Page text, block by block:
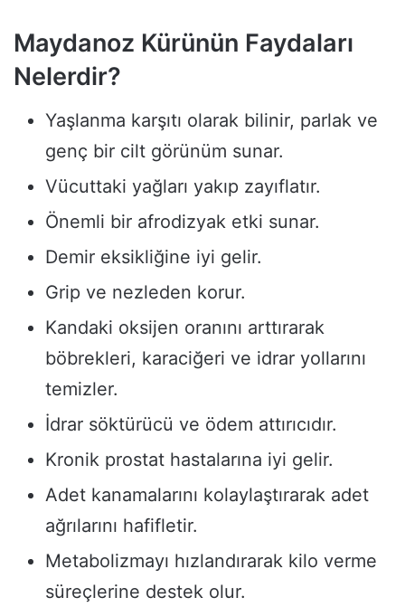
Maydanoz Kürünün Faydaları
Nelerdir?
Yaşlanma karşıtı olarak bilinir, parlak ve
genç bir cilt görünüm sunar.
Vücuttaki yağları yakıp zayıflatır.
Önemli bir afrodizyak etki sunar.
Demir eksikliğine iyi gelir.
Grip ve nezleden korur.
Kandaki oksijen oranını arttırarak
böbrekleri, karaciğeri ve idrar yollarını
temizler.
İdrar söktürücü ve ödem attırıcıdır.
Kronik prostat hastalarına iyi gelir.
Adet kanamalarını kolaylaştırarak adet
ağrılarını hafifletir.
Metabolizmayı hızlandırarak kilo verme
süreçlerine destek olur.